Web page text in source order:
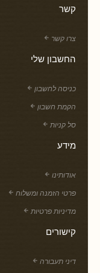
קשר
צרו קשר
החשבון שלי
כניסה לחשבון
הקמת חשבון
סל קניות
מידע
אודותינו
פרטי הזמנה ומשלוח
מדיניות פרטיות
קישורים
דיני תעבורה